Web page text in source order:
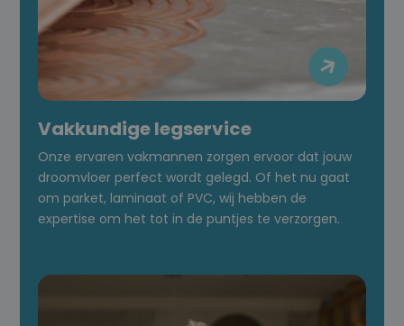

Vakkundige legservice
Onze ervaren vakmannen zorgen ervoor dat jouw
droomvloer perfect wordt gelegd. Of het nu gaat
om parket, laminaat of PVC, wij hebben de
expertise om het tot in de puntjes te verzorgen.